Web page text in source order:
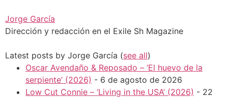
Jorge García
Dirección y redacción en el Exile Sh Magazine
Latest posts by Jorge García (see all)
Oscar Avendaño & Reposado – ‘El huevo de la
serpiente’ (2026) - 6 de agosto de 2026
Low Cut Connie – ‘Living in the USA’ (2026) - 22